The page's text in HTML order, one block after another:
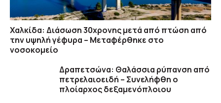
Χαλκίδα: Διάσωση 30χρονης μετά από πτώση από
την υψηλή γέφυρα – Μεταφέρθηκε στο
νοσοκομείο
Δραπετσώνα: Θαλάσσια ρύπανση από
πετρελαιοειδή – Συνελήφθη ο
πλοίαρχος δεξαμενόπλοιου